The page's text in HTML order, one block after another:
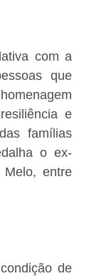
com a
que
e
famílias
o ex-
Melo, entre
de